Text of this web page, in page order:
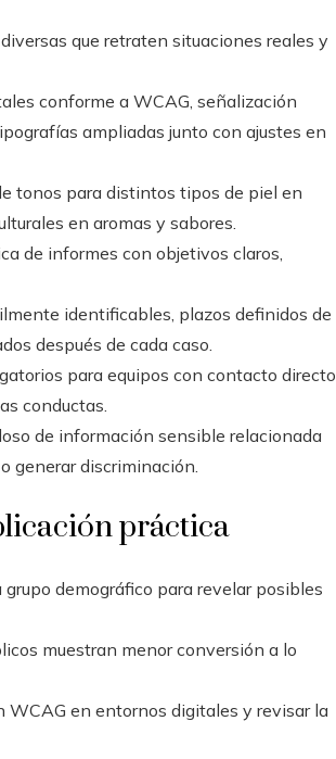
que retraten situaciones reales y
conforme a WCAG, señalización
ampliadas junto con ajustes en
tonos para distintos tipos de piel en
en aromas y sabores.
de informes con objetivos claros,
identificables, plazos definidos de
después de cada caso.
para equipos con contacto directo
conductas.
de información sensible relacionada
generar discriminación.
práctica
demográfico para revelar posibles
muestran menor conversión a lo
en entornos digitales y revisar la